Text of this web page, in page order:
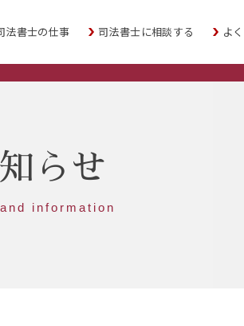
法書士の仕事 司法書士に相談する よ
らせ
information